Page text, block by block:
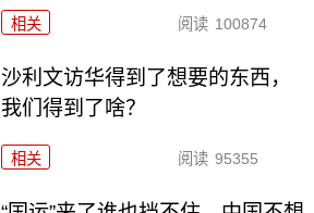
相关 阅读 100874
沙利文访华得到了想要的东西，
我们得到了啥？
相关 阅读 95355